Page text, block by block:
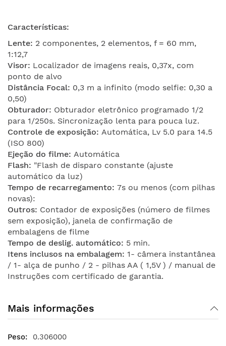
Características:
Lente: 2 componentes, 2 elementos, f = 60 mm,
1:12,7
Visor: Localizador de imagens reais, 0,37x, com
ponto de alvo
Distância Focal: 0,3 m a infinito (modo selfie: 0,30 a
0,50)
Obturador: Obturador eletrônico programado 1/2
para 1/250s. Sincronização lenta para pouca luz.
Controle de exposição: Automática, Lv 5.0 para 14.5
(ISO 800)
Ejeção do filme: Automática
Flash: "Flash de disparo constante (ajuste
automático da luz)
Tempo de recarregamento: 7s ou menos (com pilhas
novas):
Outros: Contador de exposições (número de filmes
sem exposição), janela de confirmação de
embalagens de filme
Tempo de deslig. automático: 5 min.
Itens inclusos na embalagem: 1- câmera instantânea
/ 1- alça de punho / 2 - pilhas AA ( 1,5V ) / manual de
Instruções com certificado de garantia.
Mais informações
0.306000